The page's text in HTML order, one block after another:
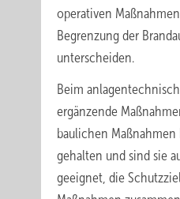
operativen
Begrenzung der
unterscheiden.
Beim
ergänzende
baulichen
gehalten und sind sie
geeignet, die